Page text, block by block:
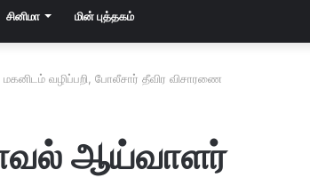
சினிமா மின் புத்தகம்
வழிப்பறி, போலீசார் தீவிர விசாரணை
ஆய்வாளர்